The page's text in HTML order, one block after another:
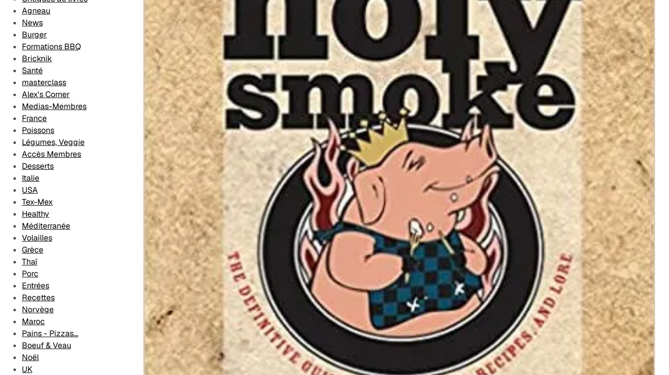
Les Formations
Contact
Méthodologie
éditoriale
Agneau
News
Burger
Formations BBQ
Bricknik
Santé
masterclass
Alex's Corner
Medias-Membres
France
Poissons
Légumes, Veggie
Accès Membres
Desserts
Italie
USA
Tex-Mex
Healthy
Méditerranée
Volailles
Grèce
Thaï
Porc
Entrées
Recettes
Norvège
Maroc
Pains - Pizzas...
Boeuf & Veau
Noël
UK